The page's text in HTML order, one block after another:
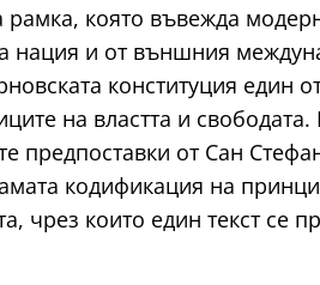
рамка, която въвежда
нация и от външния
конституция един
на властта и свободата.
предпоставки от Сан
кодификация на
чрез които един текст се